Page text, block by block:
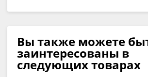
Вы также можете
заинтересованы в
следующих товарах